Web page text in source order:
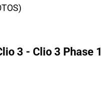
3 - Clio 3 Phase 1